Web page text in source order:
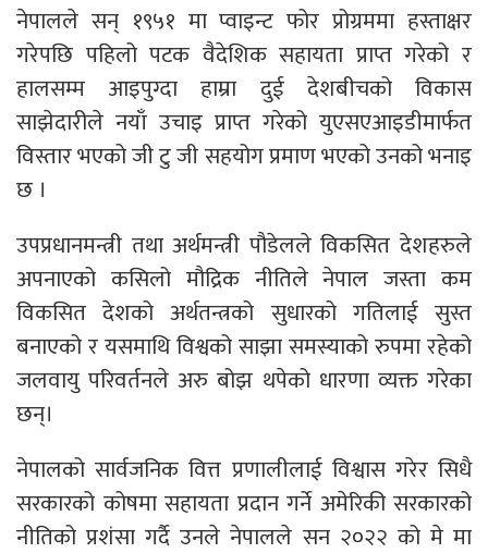
नेपालले सन् १९५१ मा प्वाइन्ट फोर प्रोग्रममा हस्ताक्षर
गरेपछि पहिलो पटक वैदेशिक सहायता प्राप्त गरेको र
हालसम्म आइपुग्दा हाम्रा दुई देशबीचको विकास
साझेदारीले नयाँ उचाइ प्राप्त गरेको युएसएआइडीमार्फत
विस्तार भएको जी टु जी सहयोग प्रमाण भएको उनको भनाइ
छ ।
उपप्रधानमन्त्री तथा अर्थमन्त्री पौडेलले विकसित देशहरुले
अपनाएको कसिलो मौद्रिक नीतिले नेपाल जस्ता कम
विकसित देशको अर्थतन्त्रको सुधारको गतिलाई सुस्त
बनाएको र यसमाथि विश्वको साझा समस्याको रुपमा रहेको
जलवायु परिवर्तनले अरु बोझ थपेको धारणा व्यक्त गरेका
छन्।
नेपालको सार्वजनिक वित्त प्रणालीलाई विश्वास गरेर सिधै
सरकारको कोषमा सहायता प्रदान गर्ने अमेरिकी सरकारको
नीतिको प्रशंसा गर्दै उनले नेपालले सन २०२२ को मे मा